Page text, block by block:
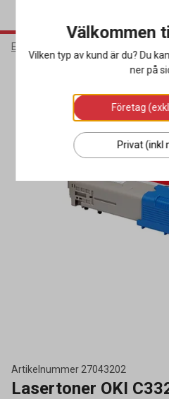
Elektronik
Artikelnummer 27043202
Lasertoner OKI
Välkommen
Vilken typ av kund är du? Du
ner på
Företag
Privat (inkl